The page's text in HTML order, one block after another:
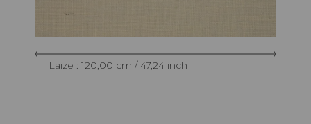
Laize : 120,00 cm / 47,24 inch